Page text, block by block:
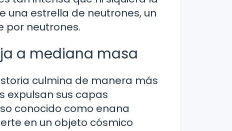
una estrella de neutrones, un
neutrones.
a mediana masa
culmina de manera más
expulsan sus capas
conocido como enana
en un objeto cósmico